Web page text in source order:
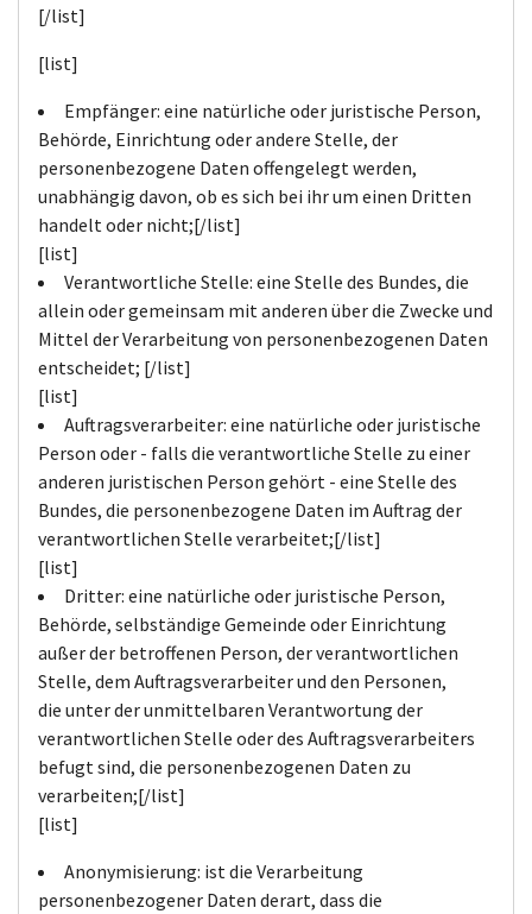
[/list]
[list]
Empfänger: eine natürliche oder juristische Person,
Behörde, Einrichtung oder andere Stelle, der
personenbezogene Daten offengelegt werden,
unabhängig davon, ob es sich bei ihr um einen Dritten
handelt oder nicht;[/list]
[list]
Verantwortliche Stelle: eine Stelle des Bundes, die
allein oder gemeinsam mit anderen über die Zwecke und
Mittel der Verarbeitung von personenbezogenen Daten
entscheidet; [/list]
[list]
Auftragsverarbeiter: eine natürliche oder juristische
Person oder - falls die verantwortliche Stelle zu einer
anderen juristischen Person gehört - eine Stelle des
Bundes, die personenbezogene Daten im Auftrag der
verantwortlichen Stelle verarbeitet;[/list]
[list]
Dritter: eine natürliche oder juristische Person,
Behörde, selbständige Gemeinde oder Einrichtung
außer der betroffenen Person, der verantwortlichen
Stelle, dem Auftragsverarbeiter und den Personen,
die unter der unmittelbaren Verantwortung der
verantwortlichen Stelle oder des Auftragsverarbeiters
befugt sind, die personenbezogenen Daten zu
verarbeiten;[/list]
[list]
Anonymisierung: ist die Verarbeitung
personenbezogener Daten derart, dass die